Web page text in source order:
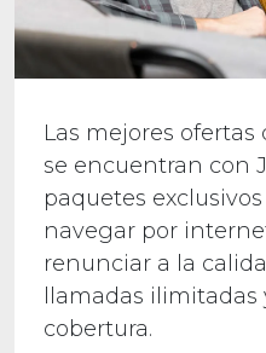
Las mejores
se encuentran con
paquetes
navegar por
renunciar a la
llamadas ilimitadas
cobertura.